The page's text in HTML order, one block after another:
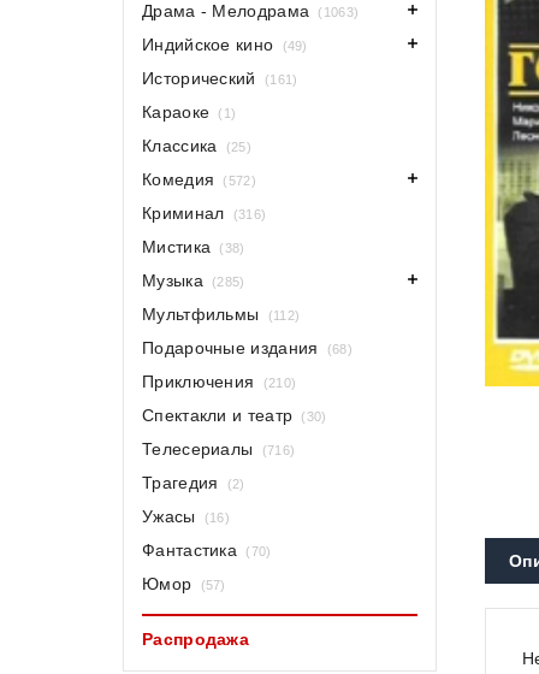
Драма - Мелодрама (1063)
Индийское кино (49)
Исторический (161)
Караоке (1)
Классика (25)
Комедия (572)
Криминал (316)
Мистика (38)
Музыка (285)
Мультфильмы (112)
Подарочные издания (68)
Приключения (210)
Спектакли и театр (30)
Телесериалы (716)
Трагедия (2)
Ужасы (16)
Фантастика (70)
Юмор (57)
Распродажа